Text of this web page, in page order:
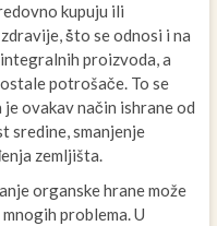
kupuju ili
ṧto se odnosi i na
proizvoda, a
potrošače. To se
ovakav način ishrane od
sredine, smanjenje
zemljišta.
organske hrane može
problema. U